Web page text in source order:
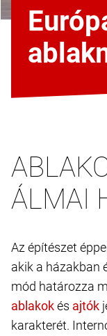
ÁLMAI
Az építészet
akik a házakban
mód határozza
és
karakterét.